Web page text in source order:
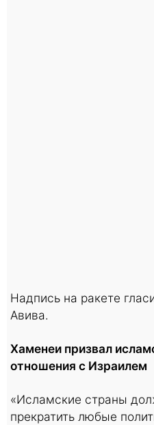
Надпись на ракете
Авива.
Хаменеи призвал
отношения с Израилем
«Исламские страны
прекратить любые